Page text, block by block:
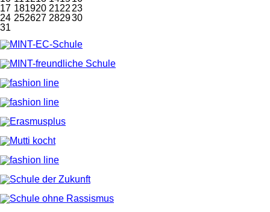
17 181920 2122 23
24 252627 282930
31